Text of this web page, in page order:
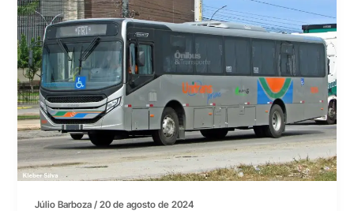
Júlio Barboza/20 de agosto de 2024